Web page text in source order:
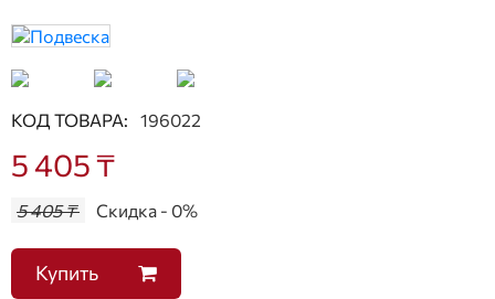
КОД ТОВАРА: 196022
5 405 ₸
5 405 ₸ Скидка - 0%
Купить